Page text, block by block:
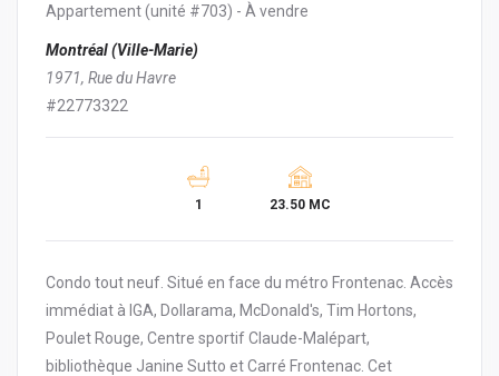
Appartement(unité #703) - À vendre
Montréal (Ville-Marie)
1971, Rue du Havre
#22773322
1 23.50 MC
Condo tout neuf. Situé en face du métro Frontenac. Accès
immédiat à IGA, Dollarama, McDonald's, Tim Hortons,
Poulet Rouge, Centre sportif Claude-Malépart,
bibliothèque Janine Sutto et Carré Frontenac. Cet